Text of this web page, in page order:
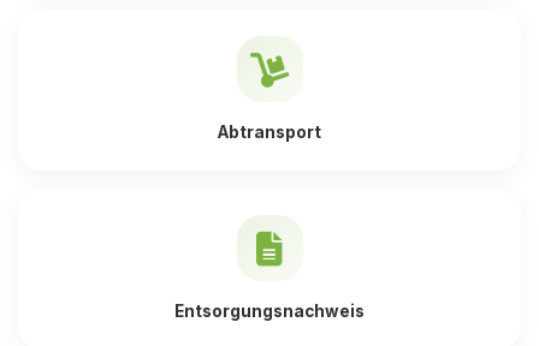
Abtransport
Entsorgungsnachweis